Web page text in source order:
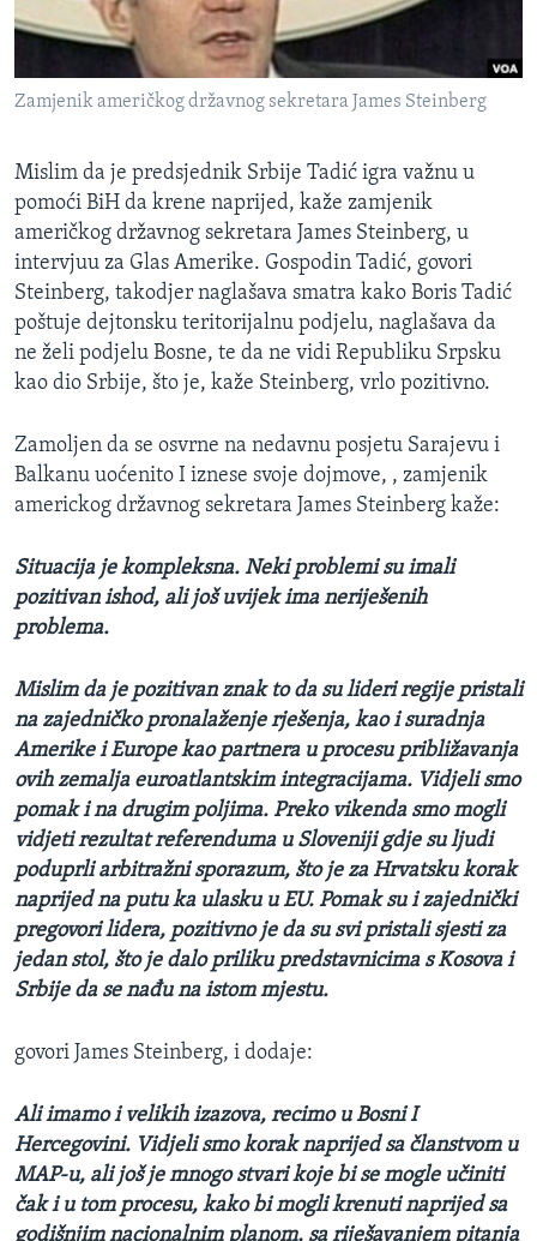
MAGAZIN
O GLASU AMERIKE
PRATITE NAS
Jezici
Zamjenik američkog državnog sekretara James Steinberg
Mislim da je predsjednik Srbije Tadić igra važnu u
pomoći BiH da krene naprijed, kaže zamjenik
američkog državnog sekretara James Steinberg, u
intervjuu za Glas Amerike. Gospodin Tadić, govori
Steinberg, takodjer naglašava smatra kako Boris Tadić
poštuje dejtonsku teritorijalnu podjelu, naglašava da
ne želi podjelu Bosne, te da ne vidi Republiku Srpsku
kao dio Srbije, što je, kaže Steinberg, vrlo pozitivno.
Zamoljen da se osvrne na nedavnu posjetu Sarajevu i
Balkanu uoćenito I iznese svoje dojmove, , zamjenik
americkog državnog sekretara James Steinberg kaže:
Situacija je kompleksna. Neki problemi su imali
pozitivan ishod, ali još uvijek ima neriješenih
problema.
Mislim da je pozitivan znak to da su lideri regije pristali
na zajedničko pronalaženje rješenja, kao i suradnja
Amerike i Europe kao partnera u procesu približavanja
ovih zemalja euroatlantskim integracijama. Vidjeli smo
pomak i na drugim poljima. Preko vikenda smo mogli
vidjeti rezultat referenduma u Sloveniji gdje su ljudi
poduprli arbitražni sporazum, što je za Hrvatsku korak
naprijed na putu ka ulasku u EU. Pomak su i zajednički
pregovori lidera, pozitivno je da su svi pristali sjesti za
jedan stol, što je dalo priliku predstavnicima s Kosova i
Srbije da se nađu na istom mjestu.
govori James Steinberg, i dodaje:
Ali imamo i velikih izazova, recimo u Bosni I
Hercegovini. Vidjeli smo korak naprijed sa članstvom u
MAP-u, ali još je mnogo stvari koje bi se mogle učiniti
čak i u tom procesu, kako bi mogli krenuti naprijed sa
godišnjim nacionalnim planom, sa riješavanjem pitanja